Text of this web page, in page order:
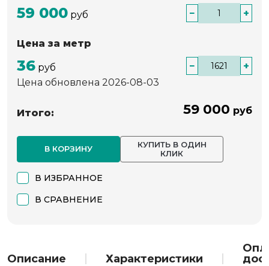
59 000 руб − +
Цена за метр
36 руб −
+
Цена обновлена 2026-08-03
Итого: 59 000 руб
В КОРЗИНУ
КУПИТЬ В ОДИН
КЛИК
В ИЗБРАННОЕ
В СРАВНЕНИЕ
Описание Характеристики